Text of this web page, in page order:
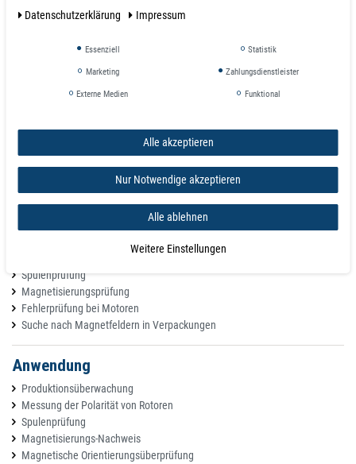
Elektr. Magnetpolsucher, Magnetpolprüfer mit LED Leuchten, ± 15 mT on
Maße: ca.. 143 x 22 x 19 mm, Gewicht: ca. 31 g inkl. Batterie
Empfindlichkeit: ± 15 mT (150 Gauss) ON/OFF Hysterese,
Betriebstemperatur: 0°C bis +50°C
Merkmale
Polanzeiger auf das Objekt richten Taste drücken.
Die rote LED signalisiert einen Nordpol.
Die grüne LED signalisiert einen Südpol.
Leicht und kompakt, passt in jede Jackentasche.
Kein Suchen mehr nach unsicheren, markierten Magneten.
Spulenprüfung
Magnetisierungsprüfung
Fehlerprüfung bei Motoren
Suche nach Magnetfeldern in Verpackungen
Anwendung
Produktionsüberwachung
Messung der Polarität von Rotoren
Spulenprüfung
Magnetisierungs-Nachweis
Magnetische Orientierungsüberprüfung
Daten­schutz­erklärung
Impressum
Essenziell Statistik
Marketing Zahlungsdienstleister
Externe Medien Funktional
Alle akzeptieren
Nur Notwendige akzeptieren
Alle ablehnen
Weitere Einstellungen